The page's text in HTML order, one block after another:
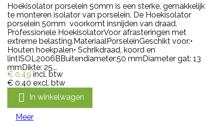
Hoekisolator porselein 50mm is een sterke, gemakkelijk
te monteren isolator van porselein. De Hoekisolator
porselein 50mm voorkomt insnijden van draad.
Professionele HoekisolatorVoor afrasteringen met
extreme belasting.MateriaalPorseleinGeschikt voor:•
Houten hoekpalen• Schrikdraad, koord en
lintISOL2006BBuitendiameter:50 mmDiameter gat: 13
mmDikte: 25...
€ 0,49 incl. btw
€ 0,40 excl. btw
 In winkelwagen
Meer